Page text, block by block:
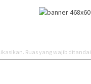
Ruas yang wajib ditandai